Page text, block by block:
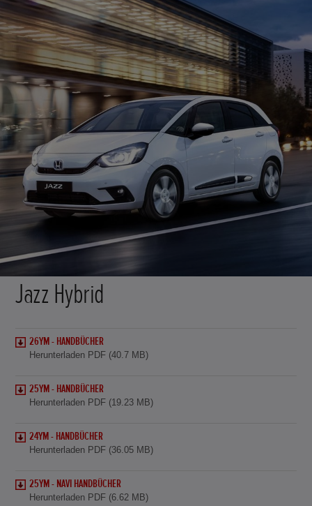
Jazz Hybrid
26YM - HANDBÜCHER
Herunterladen PDF (40.7 MB)
25YM - HANDBÜCHER
Herunterladen PDF (19.23 MB)
24YM - HANDBÜCHER
Herunterladen PDF (36.05 MB)
25YM - NAVI HANDBÜCHER
Herunterladen PDF (6.62 MB)